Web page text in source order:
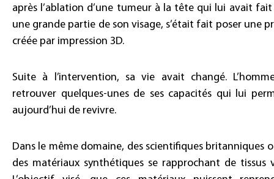
après l’ablation d’une tumeur à la tête qui lui avait
une grande partie de son visage, s’était fait poser une
créée par impression 3D.
Suite à l’intervention, sa vie avait changé.
retrouver quelques-unes de ses capacités qui lui
aujourd’hui de revivre.
Dans le même domaine, des scientifiques britanniques
des matériaux synthétiques se rapprochant de tissus